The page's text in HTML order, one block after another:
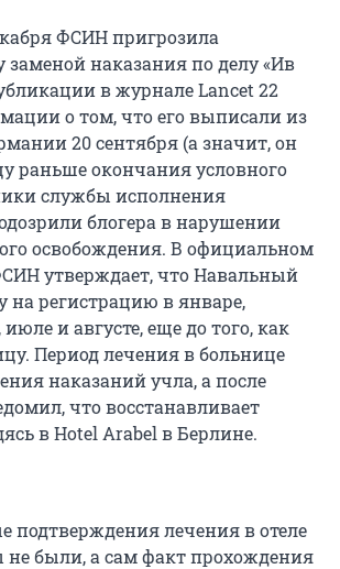
ФСИН пригрозила
заменой наказания по делу «Ив
в журнале Lancet 22
о том, что его выписали из
20 сентября (а значит, он
раньше окончания условного
службы исполнения
блогера в нарушении
освобождения. В официальном
утверждает, что Навальный
на регистрацию в январе,
и августе, еще до того, как
Период лечения в больнице
наказаний учла, а после
что восстанавливает
в Hotel Arabel в Берлине.
подтверждения лечения в отеле
не были, а сам факт прохождения